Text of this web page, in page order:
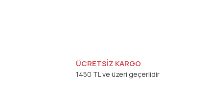
ÜCRETSİZ KARGO
1450 TL ve üzeri geçerlidir